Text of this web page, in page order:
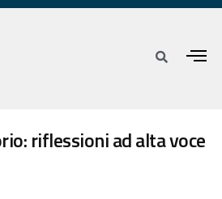
riflessioni ad alta voce